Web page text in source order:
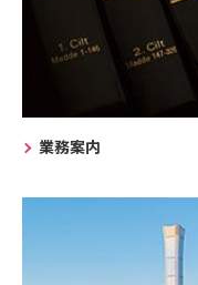
業務案内